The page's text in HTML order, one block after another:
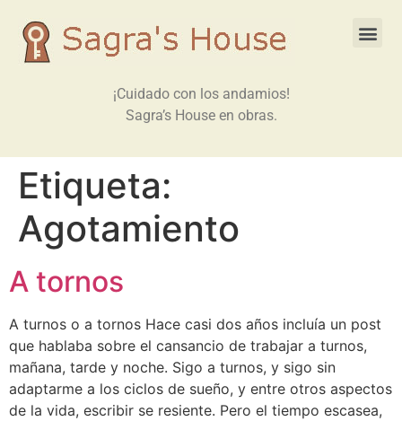
¡Cuidado con los andamios!
Sagra’s House en obras.
Etiqueta:
Agotamiento
A tornos
A turnos o a tornos Hace casi dos años incluía un post
que hablaba sobre el cansancio de trabajar a turnos,
mañana, tarde y noche. Sigo a turnos, y sigo sin
adaptarme a los ciclos de sueño, y entre otros aspectos
de la vida, escribir se resiente. Pero el tiempo escasea,